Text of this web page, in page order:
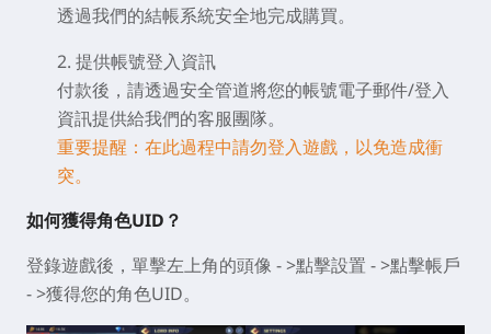
透過我們的結帳系統安全地完成購買。
2. 提供帳號登入資訊
付款後，請透過安全管道將您的帳號電子郵件/登入
資訊提供給我們的客服團隊。
重要提醒：在此過程中請勿登入遊戲，以免造成衝
突。
如何獲得角色UID？
登錄遊戲後，單擊左上角的頭像 - >點擊設置 - >點擊帳戶
- >獲得您的角色UID。